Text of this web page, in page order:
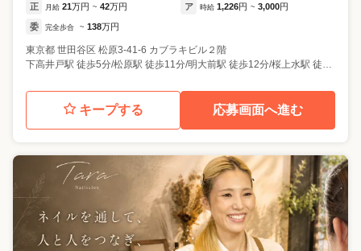
正 月給 21万円 ~ 42万円 ア 時給 1,226円 ~ 3,000円
委 完全歩合 ~ 138万円
東京都 世田谷区 松原3-41-6 カブラキビル２階
キープする 応募画面へ進む